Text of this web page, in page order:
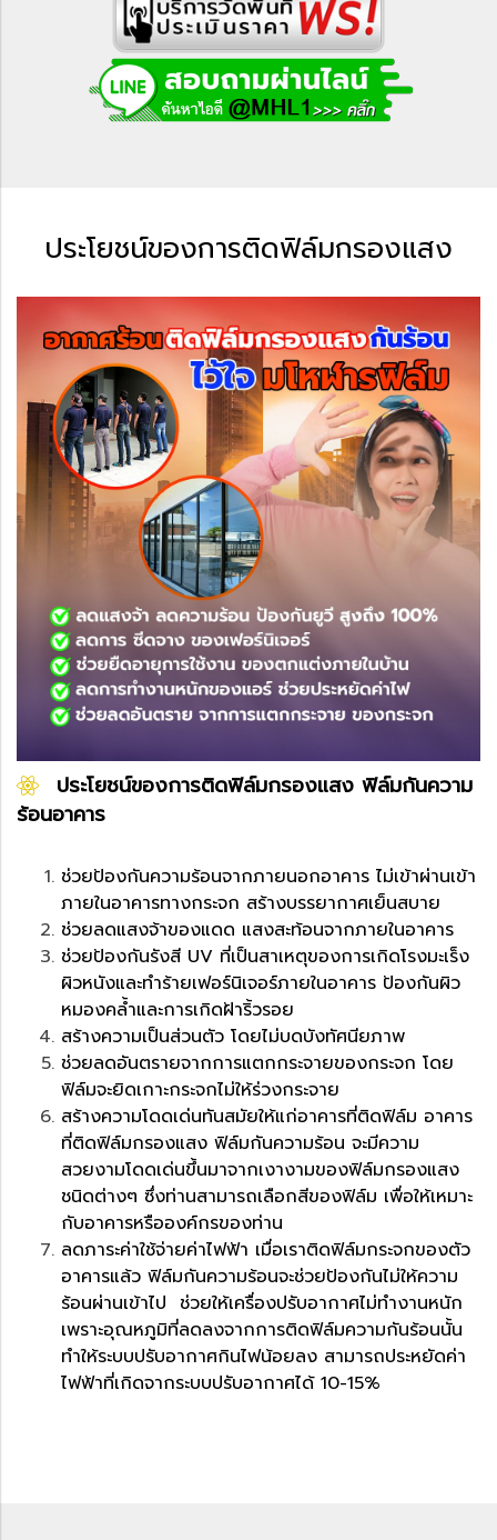
ประโยชน์ของการติดฟิล์มกรองแสง
ประโยชน์ของการติดฟิล์มกรองแสง ฟิล์มกันความ
ร้อนอาคาร
ช่วยป้องกันความร้อนจากภายนอกอาคาร ไม่เข้าผ่านเข้า
ภายในอาคารทางกระจก สร้างบรรยากาศเย็นสบาย
ช่วยลดแสงจ้าของแดด แสงสะท้อนจากภายในอาคาร
ช่วยป้องกันรังสี UV ที่เป็นสาเหตุของการเกิดโรงมะเร็ง
ผิวหนังและทำร้ายเฟอร์นิเจอร์ภายในอาคาร ป้องกันผิว
หมองคล้ำและการเกิดฝ้าริ้วรอย
สร้างความเป็นส่วนตัว โดยไม่บดบังทัศนียภาพ
ช่วยลดอันตรายจากการแตกกระจายของกระจก โดย
ฟิล์มจะยิดเกาะกระจกไม่ให้ร่วงกระจาย
สร้างความโดดเด่นทันสมัยให้แก่อาคารที่ติดฟิล์ม อาคาร
ที่ติดฟิล์มกรองแสง ฟิล์มกันความร้อน จะมีความ
สวยงามโดดเด่นขึ้นมาจากเงางามของฟิล์มกรองแสง
ชนิดต่างๆ ซึ่งท่านสามารถเลือกสีของฟิล์ม เพื่อให้เหมาะ
กับอาคารหรือองค์กรของท่าน
ลดภาระค่าใช้จ่ายค่าไฟฟ้า เมื่อเราติดฟิล์มกระจกของตัว
อาคารแล้ว ฟิล์มกันความร้อนจะช่วยป้องกันไม่ให้ความ
ร้อนผ่านเข้าไป ช่วยให้เครื่องปรับอากาศไม่ทำงานหนัก
เพราะอุณหภูมิที่ลดลงจากการติดฟิล์มความกันร้อนนั้น
ทำให้ระบบปรับอากาศกินไฟน้อยลง สามารถประหยัดค่า
ไฟฟ้าที่เกิดจากระบบปรับอากาศได้ 10-15%